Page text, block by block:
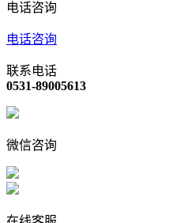
电话咨询
电话咨询
联系电话
0531-89005613
微信咨询